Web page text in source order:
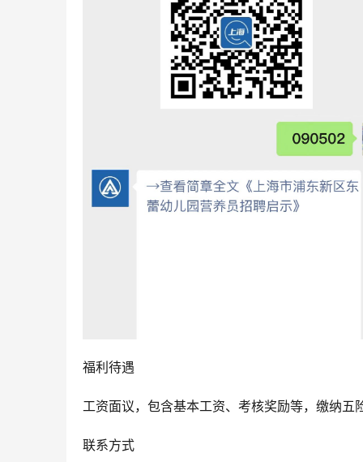
福利待遇
工资面议，包含基本工资、考核奖励等，缴纳五
联系方式